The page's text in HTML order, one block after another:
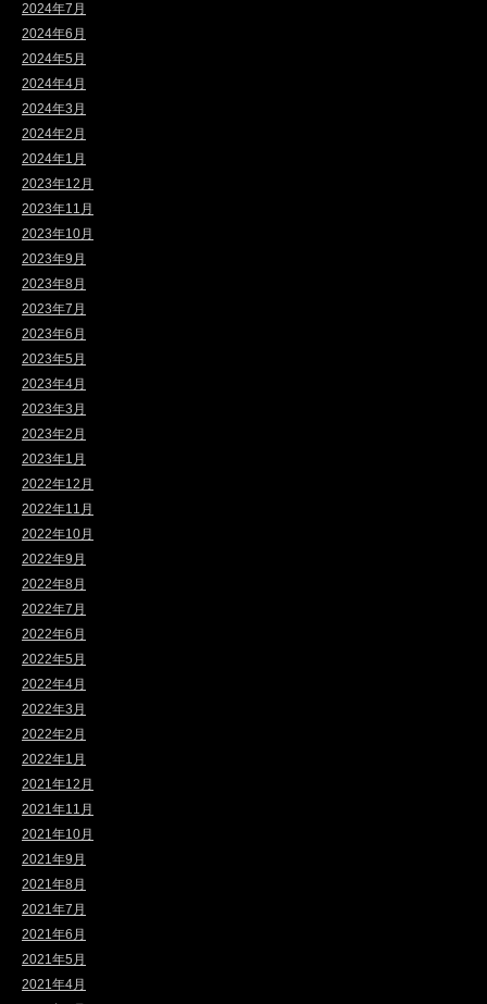
2024年7月
2024年6月
2024年5月
2024年4月
2024年3月
2024年2月
2024年1月
2023年12月
2023年11月
2023年10月
2023年9月
2023年8月
2023年7月
2023年6月
2023年5月
2023年4月
2023年3月
2023年2月
2023年1月
2022年12月
2022年11月
2022年10月
2022年9月
2022年8月
2022年7月
2022年6月
2022年5月
2022年4月
2022年3月
2022年2月
2022年1月
2021年12月
2021年11月
2021年10月
2021年9月
2021年8月
2021年7月
2021年6月
2021年5月
2021年4月